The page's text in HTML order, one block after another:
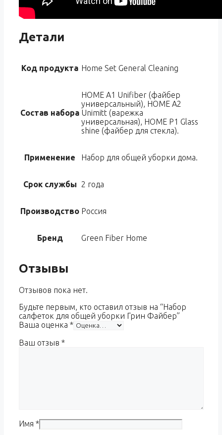
Детали
Код продукта Home Set General Cleaning
Состав набора
HOME A1 Unifiber (файбер
универсальный), HOME A2
Unimitt (варежка
универсальная), HOME P1 Glass
shine (файбер для стекла).
Применение Набор для общей уборки дома.
Срок службы 2 года
Производство Россия
Бренд Green Fiber Home
Отзывы
Отзывов пока нет.
Будьте первым, кто оставил отзыв на “Набор
салфеток для общей уборки Грин Файбер”
Ваша оценка *
Ваш отзыв *
Имя *